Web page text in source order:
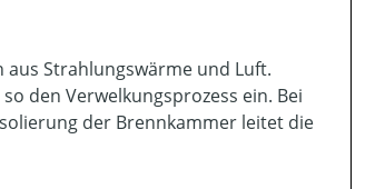
Strahlungswärme und Luft.
den Verwelkungsprozess ein. Bei
der Brennkammer leitet die